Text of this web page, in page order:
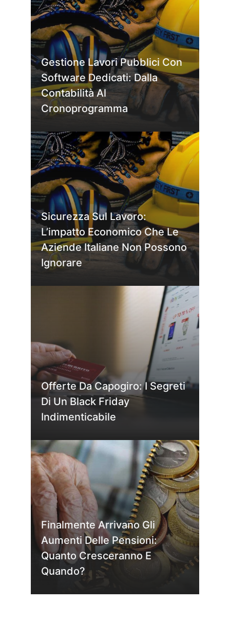
Gestione Lavori Pubblici Con
Software Dedicati: Dalla
Contabilità Al
Cronoprogramma
Sicurezza Sul Lavoro:
L’impatto Economico Che Le
Aziende Italiane Non Possono
Ignorare
Offerte Da Capogiro: I Segreti
Di Un Black Friday
Indimenticabile
Finalmente Arrivano Gli
Aumenti Delle Pensioni:
Quanto Cresceranno E
Quando?